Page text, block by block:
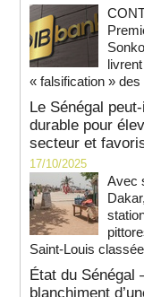
« falsification »
Le Sénégal
durable pour
secteur et
17/10/2025
Avec
Saint-Louis
État du Sénégal
blanchiment